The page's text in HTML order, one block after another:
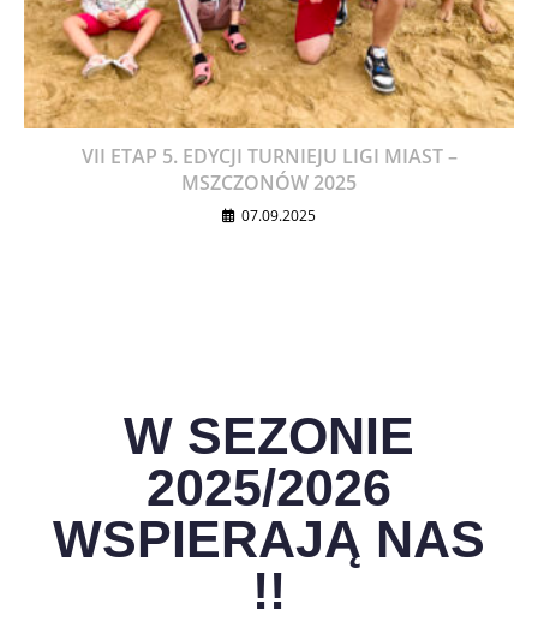
VII ETAP 5. EDYCJI TURNIEJU LIGI MIAST –
MSZCZONÓW 2025
07.09.2025
W SEZONIE
2025/2026
WSPIERAJĄ NAS
!!